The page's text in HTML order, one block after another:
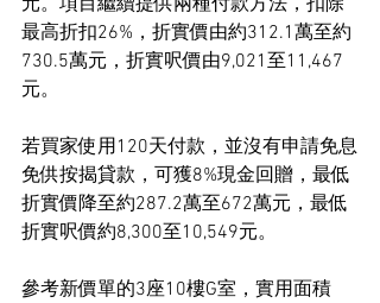
元。項目繼續提供兩種付款方法，扣除
最高折扣26%，折實價由約312.1萬至約
730.5萬元，折實呎價由9,021至11,467
元。
若買家使用120天付款，並沒有申請免息
免供按揭貸款，可獲8%現金回贈，最低
折實價降至約287.2萬至672萬元，最低
折實呎價約8,300至10,549元。
參考新價單的3座10樓G室，實用面積